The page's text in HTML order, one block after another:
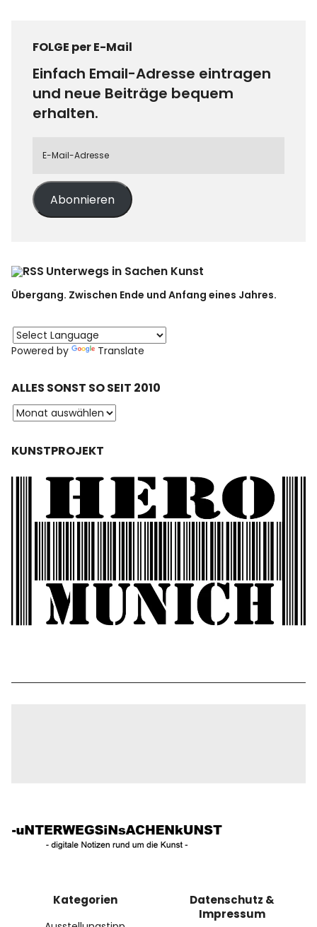
FOLGE per E-Mail
Einfach Email-Adresse eintragen
und neue Beiträge bequem
erhalten.
Abonnieren
Unterwegs in Sachen Kunst
Übergang. Zwischen Ende und Anfang eines Jahres.
Powered by Translate
ALLES SONST SO SEIT 2010
KUNSTPROJEKT
Kategorien
Datenschutz &
Impressum